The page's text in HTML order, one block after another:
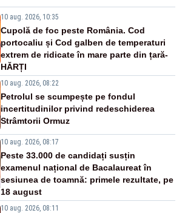
10 aug. 2026, 10:35
Cupolă de foc peste România. Cod
portocaliu și Cod galben de temperaturi
extrem de ridicate în mare parte din țară-
HĂRȚI
10 aug. 2026, 08:22
Petrolul se scumpește pe fondul
incertitudinilor privind redeschiderea
Strâmtorii Ormuz
10 aug. 2026, 08:17
Peste 33.000 de candidați susțin
examenul național de Bacalaureat în
sesiunea de toamnă: primele rezultate, pe
18 august
10 aug. 2026, 08:11